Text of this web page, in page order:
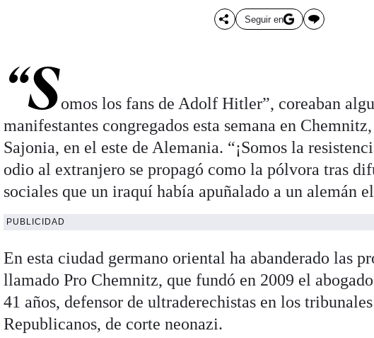
Seguir en
“Somos los fans de Adolf Hitler”, coreaban
manifestantes congregados esta semana en
Sajonia, en el este de Alemania. “¡Somos la
odio al extranjero se propagó como la pólvora tras
sociales que un iraquí había apuñalado a un alemán
PUBLICIDAD
En esta ciudad germano oriental ha abanderado las
llamado Pro Chemnitz, que fundó en 2009 el
41 años, defensor de ultraderechistas en los
Republicanos, de corte neonazi.